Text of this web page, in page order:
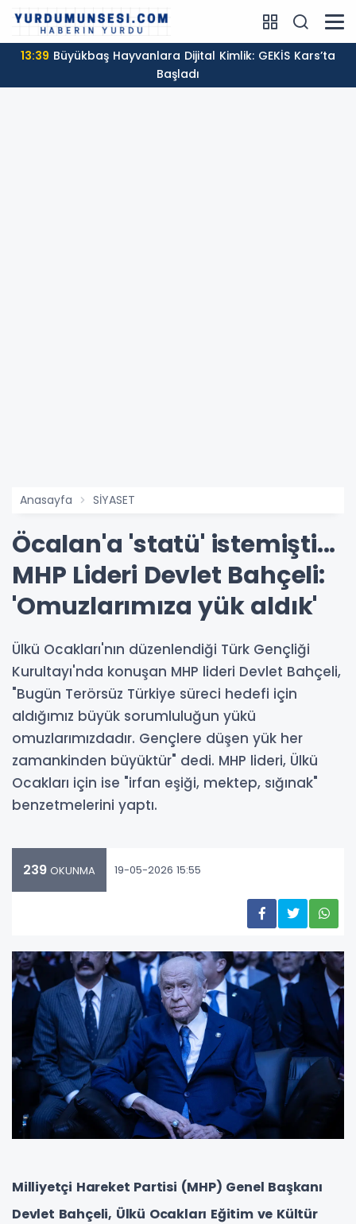
13:39
Başladı
Anasayfa SİYASET
Öcalan'a 'statü' istemişti...
MHP Lideri Devlet Bahçeli:
'Omuzlarımıza yük aldık'
Ülkü Ocakları'nın düzenlendiği Türk Gençliği
Kurultayı'nda konuşan MHP lideri Devlet Bahçeli,
"Bugün Terörsüz Türkiye süreci hedefi için
aldığımız büyük sorumluluğun yükü
omuzlarımızdadır. Gençlere düşen yük her
zamankinden büyüktür" dedi. MHP lideri, Ülkü
Ocakları için ise "irfan eşiği, mektep, sığınak"
benzetmelerini yaptı.
239 OKUNMA 19-05-2026 15:55
Milliyetçi Hareket Partisi (MHP) Genel Başkanı
Devlet Bahçeli, Ülkü Ocakları Eğitim ve Kültür